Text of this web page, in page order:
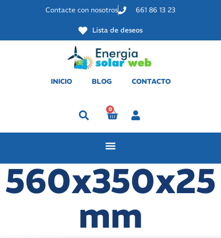
Contacte con nosotros 661 86 13 23
Lista de deseos
INICIO BLOG CONTACTO
0
560x350x25
mm